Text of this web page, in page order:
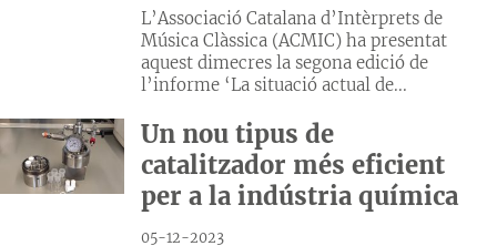
L’Associació Catalana d’Intèrprets de
Música Clàssica (ACMIC) ha presentat
aquest dimecres la segona edició de
l’informe ‘La situació actual de...
Un nou tipus de
catalitzador més eficient
per a la indústria química
05-12-2023